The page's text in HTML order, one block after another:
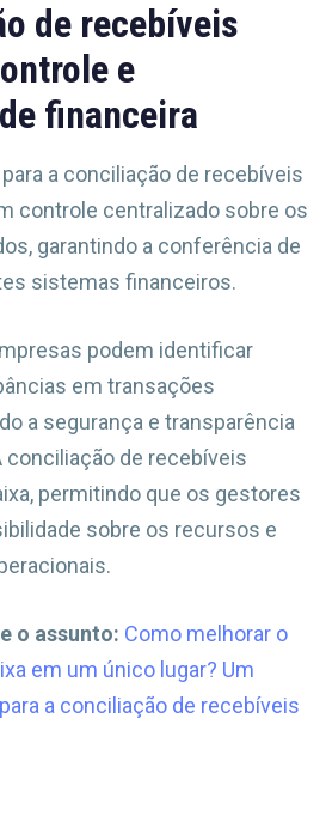
de recebíveis
e
financeira
a conciliação de recebíveis
controle centralizado sobre os
garantindo a conferência de
sistemas financeiros.
podem identificar
em transações
a segurança e transparência
conciliação de recebíveis
permitindo que os gestores
sobre os recursos e
o assunto: Como melhorar o
em um único lugar? Um
a conciliação de recebíveis